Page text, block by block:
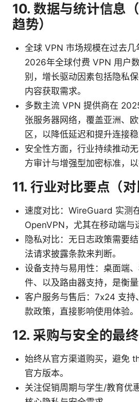
10. 数据与统计信息
趋势）
全球 VPN 市场规模在过去几
2026年全球付费 VPN 用户
别，增长驱动因素包括隐私
内容获取需求。
多数主流 VPN 提供商在
张服务器网络，覆盖亚洲、
区，以降低延迟和提升连接稳
安全性方面，行业持续推动
方审计与增强型加密标准，以
11. 行业对比要点（对
速度对比：WireGuard 实测
OpenVPN，尤其在移动端与
隐私对比：无日志政策需要
法请求披露条款来判断。
设备支持与易用性：桌面端
件、以及路由器支持，是衡量
客户服务与售后：7x24 支持
款政策，直接影响使用体验。
12. 采购与安全的最
始终从官方渠道购买，避免
官方版本。
关注促销周期与学生/教育优